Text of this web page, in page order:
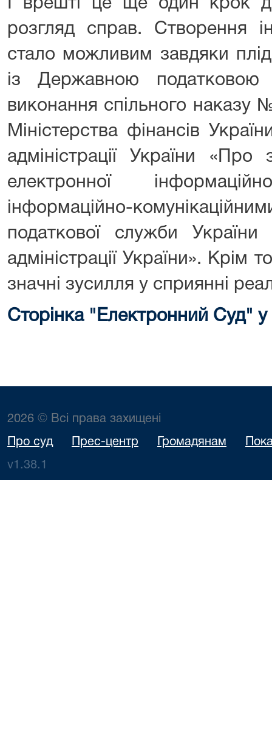
І врешті це ще один крок
розгляд справ. Створення
стало можливим завдяки
із Державною
виконання спільного наказу
Міністерства фінансів
адміністрації України
електронної
інформаційно-
податкової служби
адміністрації України». Крім
значні зусилля у сприянні
Сторінка "Електронний Суд"
2026 © Всі права захищені
Про суд Прес-центр Громадянам
v1.38.1